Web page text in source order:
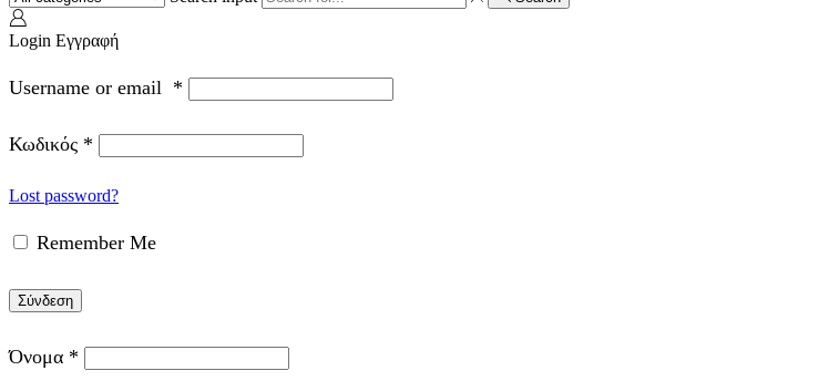
Login Εγγραφή
Username or email *
Κωδικός *
Lost password?
Remember Me
Σύνδεση
Όνομα *